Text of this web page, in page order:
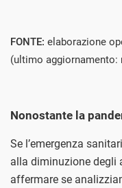
FONTE: elaborazione
(ultimo aggiornamento:
Nonostante la
Se l’emergenza
alla diminuzione degli
affermare se